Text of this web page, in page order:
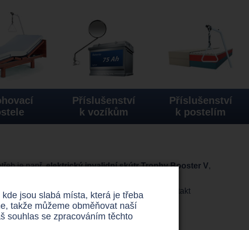
Příslušenství
k vozíkům
Příslušenství
k postelím
je např.elektrický invalidní skútr Trophy Booster V,
a odešlete. Po odeslání žádosti vyčkáte na kontakt
jsou slabá místa, která je třeba
takže můžeme obměňovat naší
souhlas se zpracováním těchto